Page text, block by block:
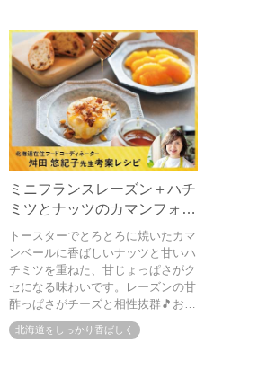
ミニフランスレーズン＋ハチ
ミツとナッツのカマンフォン
デュ
トースターでとろとろに焼いたカマ
ンベールに香ばしいナッツと甘いハ
チミツを重ねた、甘じょっぱさがク
セになる味わいです。レーズンの甘
酢っぱさがチーズと相性抜群🎵お好
みでオレンジを添えると爽やかなア
クセントに。冷たい白ワインにも合
北海道をしっかり香ばしく